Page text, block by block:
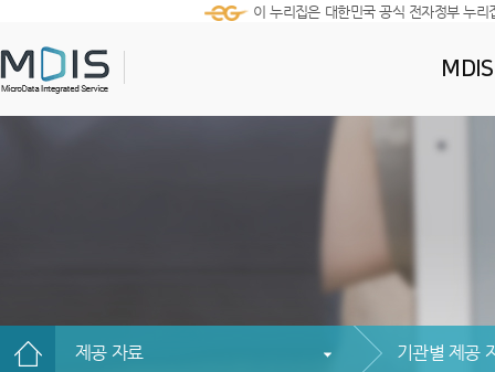
이 누리집은 대한민국 공식 전자정부 누리
제공 자료 기관별 제공